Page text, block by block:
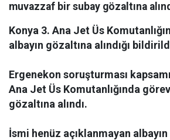
muvazzaf bir subay gözaltına
Konya 3. Ana Jet Üs
albayın gözaltına alındığı
Ergenekon soruşturması
Ana Jet Üs Komutanlığında
gözaltına alındı.
İsmi henüz açıklanmayan